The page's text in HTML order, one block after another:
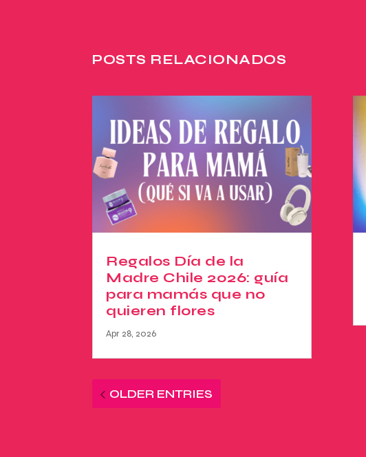
POSTS RELACIONADOS
Regalos Día de la
Madre Chile 2026: guía
para mamás que no
quieren flores
Apr 28, 2026
OLDER ENTRIES